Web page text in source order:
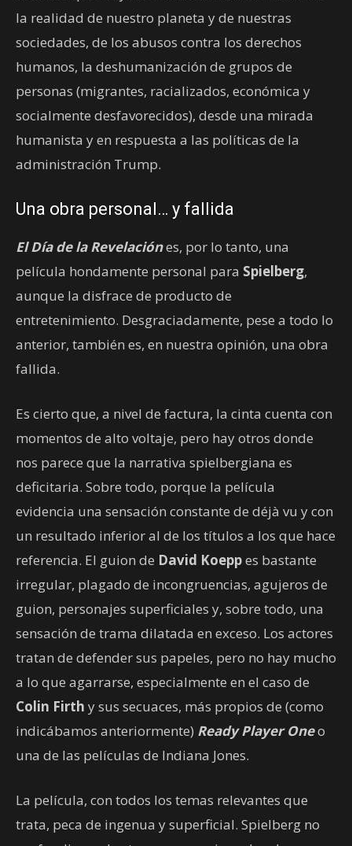
la realidad de nuestro planeta y de nuestras
sociedades, de los abusos contra los derechos
humanos, la deshumanización de grupos de
personas (migrantes, racializados, económica y
socialmente desfavorecidos), desde una mirada
humanista y en respuesta a las políticas de la
administración Trump.
Una obra personal… y fallida
El Día de la Revelaciónes, por lo tanto, una
película hondamente personal para Spielberg,
aunque la disfrace de producto de
entretenimiento. Desgraciadamente, pese a todo lo
anterior, también es, en nuestra opinión, una obra
fallida.
Es cierto que, a nivel de factura, la cinta cuenta con
momentos de alto voltaje, pero hay otros donde
nos parece que la narrativa spielbergiana es
deficitaria. Sobre todo, porque la película
evidencia una sensación constante de déjà vu y con
un resultado inferior al de los títulos a los que hace
referencia. El guion de David Koeppes bastante
irregular, plagado de incongruencias, agujeros de
guion, personajes superficiales y, sobre todo, una
sensación de trama dilatada en exceso. Los actores
tratan de defender sus papeles, pero no hay mucho
a lo que agarrarse, especialmente en el caso de
Colin Firth y sus secuaces, más propios de (como
indicábamos anteriormente) Ready Player Oneo
una de las películas de Indiana Jones.
La película, con todos los temas relevantes que
trata, peca de ingenua y superficial. Spielberg no